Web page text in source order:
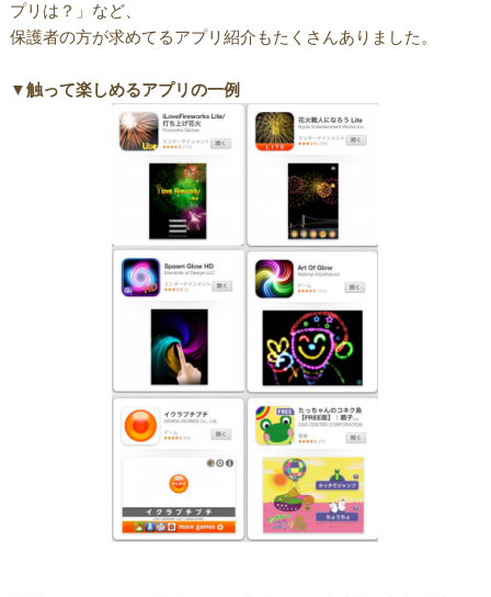
プリは？」など、
保護者の方が求めてるアプリ紹介もたくさんありました。
▼触って楽しめるアプリの一例